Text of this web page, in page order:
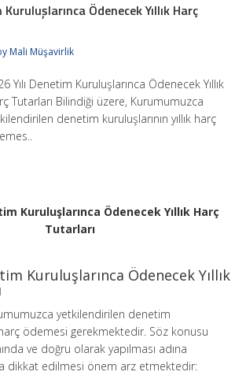
Kuruluşlarınca Ödenecek Yıllık Harç
Mali Müşavirlik
Yılı Denetim Kuruluşlarınca Ödenecek Yıllık
Tutarları Bilindiği üzere, Kurumumuzca
denetim kuruluşlarının yıllık harç
Kuruluşlarınca Ödenecek Yıllık Harç
Tutarları
Kuruluşlarınca Ödenecek Yıllık
yetkilendirilen denetim
harç ödemesi gerekmektedir. Söz konusu
ve doğru olarak yapılması adına
dikkat edilmesi önem arz etmektedir: